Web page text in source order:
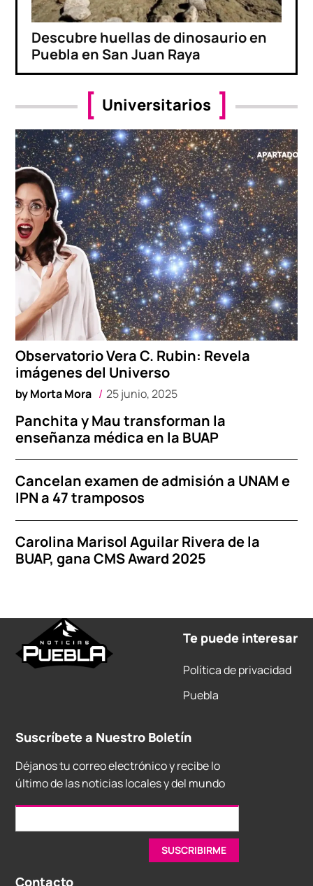
Descubre huellas de dinosaurio en
Puebla en San Juan Raya
Universitarios
Observatorio Vera C. Rubin: Revela
imágenes del Universo
byMorta Mora 25 junio, 2025
Panchita y Mau transforman la
enseñanza médica en la BUAP
Cancelan examen de admisión a UNAM e
IPN a 47 tramposos
Carolina Marisol Aguilar Rivera de la
BUAP, gana CMS Award 2025
Te puede interesar
Política de privacidad
Puebla
Suscríbete a Nuestro Boletín
Déjanos tu correo electrónico y recibe lo
último de las noticias locales y del mundo
Contacto